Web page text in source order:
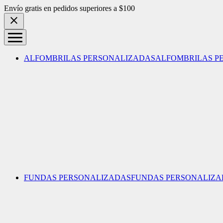
Skip to content
Envío gratis en pedidos superiores a $100
ALFOMBRILAS PERSONALIZADASALFOMBRILAS
FUNDAS PERSONALIZADASFUNDAS